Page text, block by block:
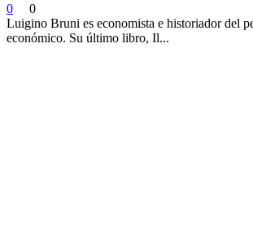
0
0
Luigino Bruni es economista e historiador del
económico. Su último libro, Il...